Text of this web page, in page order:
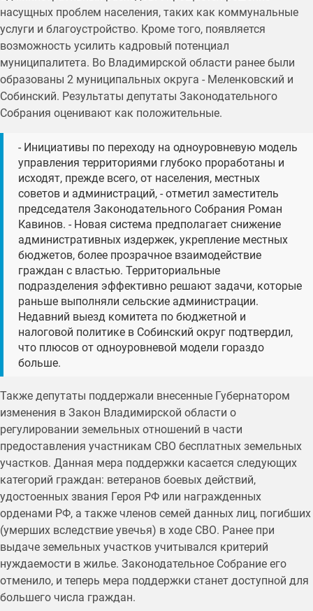
насущных проблем населения, таких как коммунальные
услуги и благоустройство. Кроме того, появляется
возможность усилить кадровый потенциал
муниципалитета. Во Владимирской области ранее были
образованы 2 муниципальных округа - Меленковский и
Собинский. Результаты депутаты Законодательного
Собрания оценивают как положительные.
- Инициативы по переходу на одноуровневую модель
управления территориями глубоко проработаны и
исходят, прежде всего, от населения, местных
советов и администраций, - отметил заместитель
председателя Законодательного Собрания Роман
Кавинов. - Новая система предполагает снижение
административных издержек, укрепление местных
бюджетов, более прозрачное взаимодействие
граждан с властью. Территориальные
подразделения эффективно решают задачи, которые
раньше выполняли сельские администрации.
Недавний выезд комитета по бюджетной и
налоговой политике в Собинский округ подтвердил,
что плюсов от одноуровневой модели гораздо
больше.
Также депутаты поддержали внесенные Губернатором
изменения в Закон Владимирской области о
регулировании земельных отношений в части
предоставления участникам СВО бесплатных земельных
участков. Данная мера поддержки касается следующих
категорий граждан: ветеранов боевых действий,
удостоенных звания Героя РФ или награжденных
орденами РФ, а также членов семей данных лиц, погибших
(умерших вследствие увечья) в ходе СВО. Ранее при
выдаче земельных участков учитывался критерий
нуждаемости в жилье. Законодательное Собрание его
отменило, и теперь мера поддержки станет доступной для
большего числа граждан.